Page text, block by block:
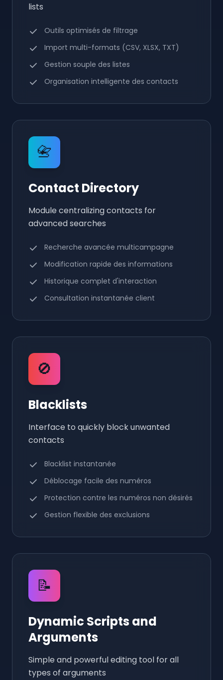
lists
Outils optimisés de filtrage
Import multi-formats (CSV, XLSX, TXT)
Gestion souple des listes
Organisation intelligente des contacts
📇
Contact Directory
Module centralizing contacts for
advanced searches
Recherche avancée multicampagne
Modification rapide des informations
Historique complet d'interaction
Consultation instantanée client
🚫
Blacklists
Interface to quickly block unwanted
contacts
Blacklist instantanée
Déblocage facile des numéros
Protection contre les numéros non désirés
Gestion flexible des exclusions
📝
Dynamic Scripts and
Arguments
Simple and powerful editing tool for all
types of arguments